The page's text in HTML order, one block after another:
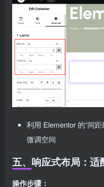
利用 Elementor 的“间
微调空间
五、响应式布局：适
操作步骤：